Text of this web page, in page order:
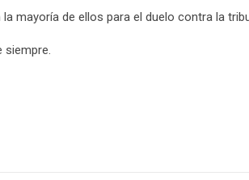
mayoría de ellos para el duelo contra la
siempre.